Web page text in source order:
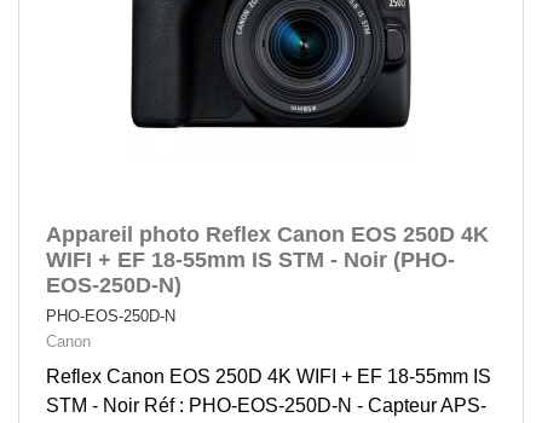
Appareil photo Reflex Canon EOS 250D 4K
WIFI + EF 18-55mm IS STM - Noir (PHO-
EOS-250D-N)
PHO-EOS-250D-N
Canon
Reflex Canon EOS 250D 4K WIFI + EF 18-55mm IS
STM - Noir Réf : PHO-EOS-250D-N - Capteur APS-